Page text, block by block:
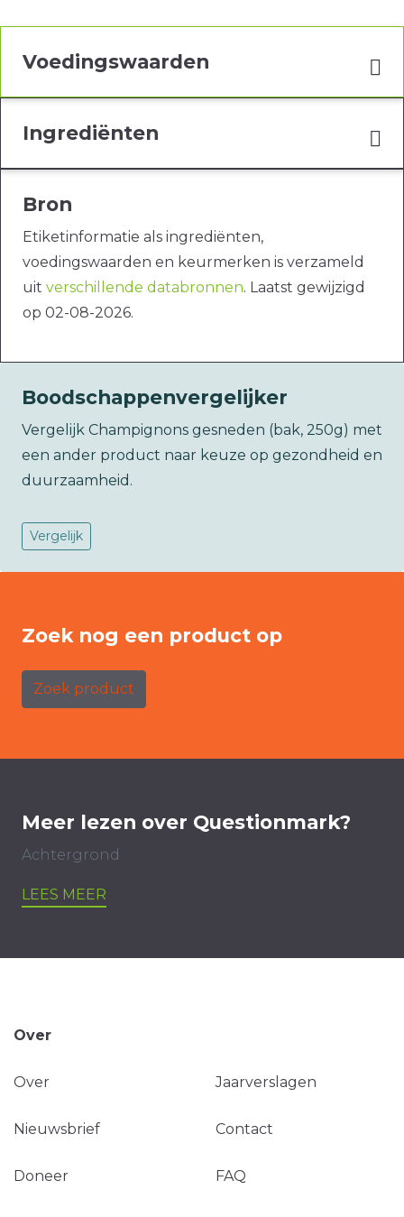
Voedingswaarden
Ingrediënten
Bron
Etiketinformatie als ingrediënten,
voedingswaarden en keurmerken is verzameld
uit verschillende databronnen. Laatst gewijzigd
op 02-08-2026.
Boodschappenvergelijker
Vergelijk Champignons gesneden (bak, 250g) met
een ander product naar keuze op gezondheid en
duurzaamheid.
Vergelijk
Zoek nog een product op
Zoek product
Meer lezen over Questionmark?
Achtergrond
LEES MEER
Over
Over Jaarverslagen
Nieuwsbrief Contact
Doneer FAQ